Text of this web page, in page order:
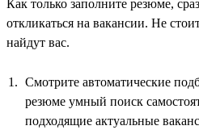
Как только заполните резюме,
откликаться на вакансии. Не
найдут вас.
Смотрите автоматические
резюме умный поиск
подходящие актуальные